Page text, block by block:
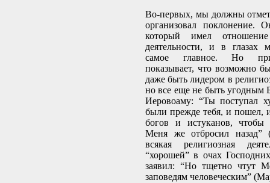
Во-первых, мы должны
организовал поклонение.
который имел
деятельности, и в глазах
самое главное. Но
показывает, что возможно
даже быть лидером в
но все еще не быть угодным
Иеровоаму: “Ты поступал
были прежде тебя, и пошел,
богов и истуканов, чтобы
Меня же отбросил
всякая религиозная
“хорошей” в очах
заявил: “Но тщетно чтут
заповедям человеческим”